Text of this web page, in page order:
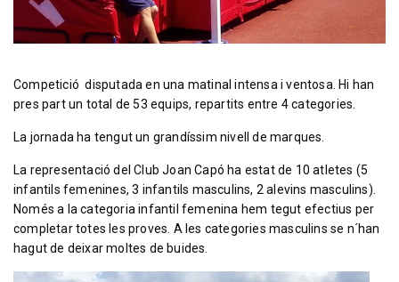
Competició disputada en una matinal intensa i ventosa. Hi han
pres part un total de 53 equips, repartits entre 4 categories.
La jornada ha tengut un grandíssim nivell de marques.
La representació del Club Joan Capó ha estat de 10 atletes (5
infantils femenines, 3 infantils masculins, 2 alevins masculins).
Només a la categoria infantil femenina hem tegut efectius per
completar totes les proves. A les categories masculins se n´han
hagut de deixar moltes de buides.